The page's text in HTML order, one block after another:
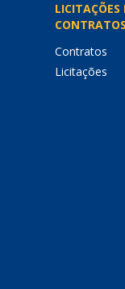
LICITAÇÕES
CONTRATOS
Contratos
Licitações